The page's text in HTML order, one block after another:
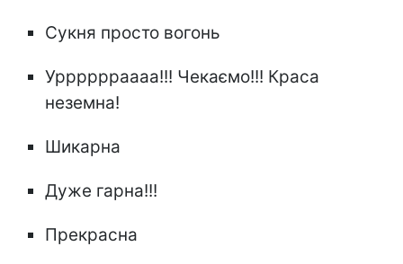
Сукня просто вогонь
Урррррраааа!!! Чекаємо!!! Краса
неземна!
Шикарна
Дуже гарна!!!
Прекрасна